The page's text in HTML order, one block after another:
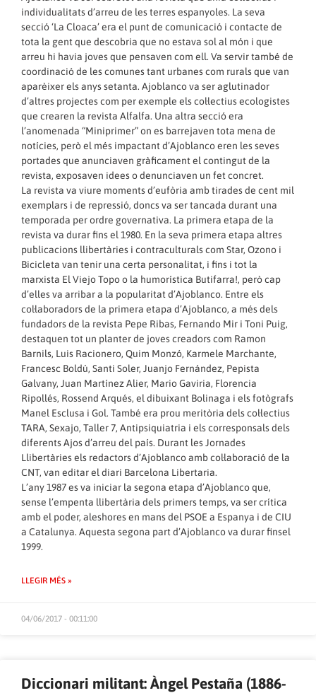
individualitats d’arreu de les terres espanyoles. La seva
secció ‘La Cloaca’ era el punt de comunicació i contacte de
tota la gent que descobria que no estava sol al món i que
arreu hi havia joves que pensaven com ell. Va servir també de
coordinació de les comunes tant urbanes com rurals que van
aparèixer els anys setanta. Ajoblanco va ser aglutinador
d’altres projectes com per exemple els col·lectius ecologistes
que crearen la revista Alfalfa. Una altra secció era
l’anomenada “Miniprimer” on es barrejaven tota mena de
notícies, però el més impactant d’Ajoblanco eren les seves
portades que anunciaven gràficament el contingut de la
revista, exposaven idees o denunciaven un fet concret.
La revista va viure moments d’eufòria amb tirades de cent mil
exemplars i de repressió, doncs va ser tancada durant una
temporada per ordre governativa. La primera etapa de la
revista va durar fins el 1980. En la seva primera etapa altres
publicacions llibertàries i contraculturals com Star, Ozono i
Bicicleta van tenir una certa personalitat, i fins i tot la
marxista El Viejo Topo o la humorística Butifarra!, però cap
d’elles va arribar a la popularitat d’Ajoblanco. Entre els
col·laboradors de la primera etapa d’Ajoblanco, a més dels
fundadors de la revista Pepe Ribas, Fernando Mir i Toni Puig,
destaquen tot un planter de joves creadors com Ramon
Barnils, Luis Racionero, Quim Monzó, Karmele Marchante,
Francesc Boldú, Santi Soler, Juanjo Fernández, Pepista
Galvany, Juan Martínez Alier, Mario Gaviria, Florencia
Ripollés, Rossend Arqués, el dibuixant Bolinaga i els fotògrafs
Manel Esclusa i Gol. També era prou meritòria dels col·lectius
TARA, Sexajo, Taller 7, Antipsiquiatria i els corresponsals dels
diferents Ajos d’arreu del país. Durant les Jornades
Llibertàries els redactors d’Ajoblanco amb col·laboració de la
CNT, van editar el diari Barcelona Libertaria.
L’any 1987 es va iniciar la segona etapa d’Ajoblanco que,
sense l’empenta llibertària dels primers temps, va ser crítica
amb el poder, aleshores en mans del PSOE a Espanya i de CIU
a Catalunya. Aquesta segona part d’Ajoblanco va durar finsel
1999.
LLEGIR MÉS »
04/06/2017 - 00:11:00
Diccionari militant: Àngel Pestaña (1886-